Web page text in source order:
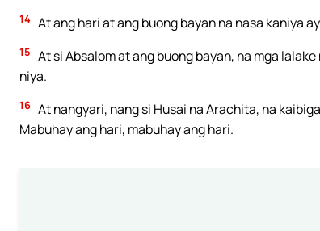
14 At ang hari at ang buong bayan na nasa kaniya
15 At si Absalom at ang buong bayan, na mga
niya.
16 At nangyari, nang si Husai na Arachita, na
Mabuhay ang hari, mabuhay ang hari.